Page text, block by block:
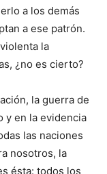
a los demás
a ese patrón.
la
¿no es cierto?
la guerra de
y en la evidencia
las naciones
nosotros, la
ésta: todos los